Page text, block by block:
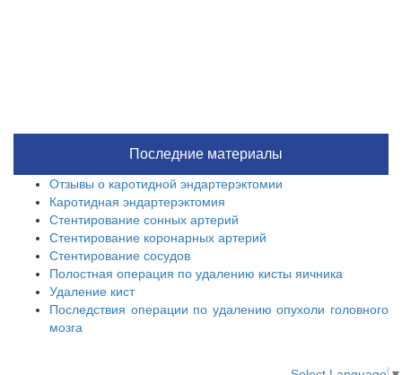
Последние материалы
Отзывы о каротидной эндартерэктомии
Каротидная эндартерэктомия
Стентирование сонных артерий
Стентирование коронарных артерий
Стентирование сосудов
Полостная операция по удалению кисты яичника
Удаление кист
Последствия операции по удалению опухоли головного
мозга